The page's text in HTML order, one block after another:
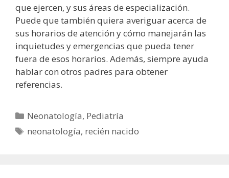
que ejercen, y sus áreas de especialización.
Puede que también quiera averiguar acerca de
sus horarios de atención y cómo manejarán las
inquietudes y emergencias que pueda tener
fuera de esos horarios. Además, siempre ayuda
hablar con otros padres para obtener
referencias.
Categorías
Neonatología, Pediatría
Etiquetas
neonatología, recién nacido